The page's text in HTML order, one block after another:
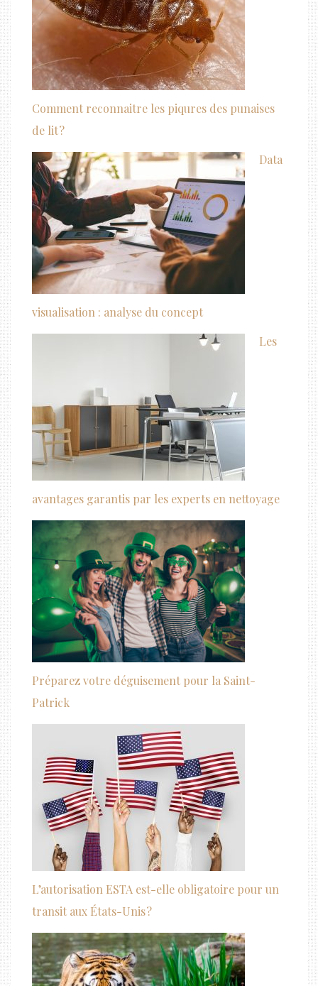
Comment reconnaitre les piqures des punaises
de lit ?
Data
visualisation : analyse du concept
Les
avantages garantis par les experts en nettoyage
Préparez votre déguisement pour la Saint-
Patrick
L’autorisation ESTA est-elle obligatoire pour un
transit aux États-Unis ?